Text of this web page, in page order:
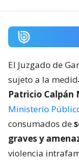
El Juzgado de
sujeto a la
Patricio Calpán
Ministerio
consumados de
graves y
violencia